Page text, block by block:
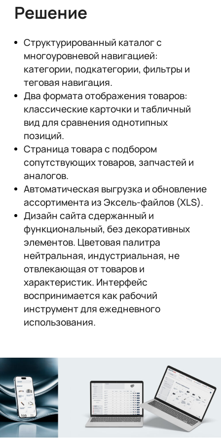
Решение
Структурированный каталог с
многоуровневой навигацией:
категории, подкатегории, фильтры и
теговая навигация.
Два формата отображения товаров:
классические карточки и табличный
вид для сравнения однотипных
позиций.
Страница товара с подбором
сопутствующих товаров, запчастей и
аналогов.
Автоматическая выгрузка и обновление
ассортимента из Эксель-файлов (XLS).
Дизайн сайта сдержанный и
функциональный, без декоративных
элементов. Цветовая палитра
нейтральная, индустриальная, не
отвлекающая от товаров и
характеристик. Интерфейс
воспринимается как рабочий
инструмент для ежедневного
использования.